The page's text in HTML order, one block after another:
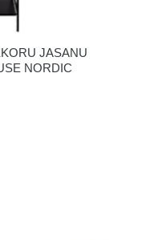
JASANU
NORDIC